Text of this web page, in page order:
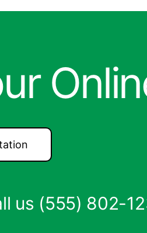
us (555) 802-